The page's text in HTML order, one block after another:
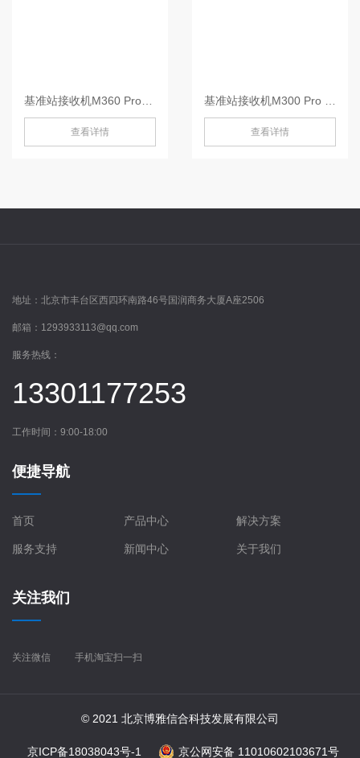
查看详情 查看详情
地址： 北京市丰台区西四环南路46号国润商务大厦A座2506
邮箱： 1293933113@qq.com
服务热线：
13301177253
工作时间：9:00-18:00
便捷导航
首页 产品中心 解决方案
服务支持 新闻中心 关于我们
关注我们
关注微信 手机淘宝扫一扫
© 2021 北京博雅信合科技发展有限公司
京ICP备18038043号-1 京公网安备 11010602103671号